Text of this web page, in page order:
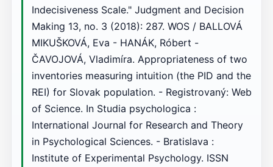
Indecisiveness Scale." Judgment and Decision
Making 13, no. 3 (2018): 287. WOS / BALLOVÁ
MIKUŠKOVÁ, Eva - HANÁK, Róbert -
ČAVOJOVÁ, Vladimíra. Appropriateness of two
inventories measuring intuition (the PID and the
REI) for Slovak population. - Registrovaný: Web
of Science. In Studia psychologica :
International Journal for Research and Theory
in Psychological Sciences. - Bratislava :
Institute of Experimental Psychology. ISSN